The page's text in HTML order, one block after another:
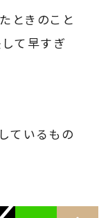
ときのこと
て早すぎ
ているもの